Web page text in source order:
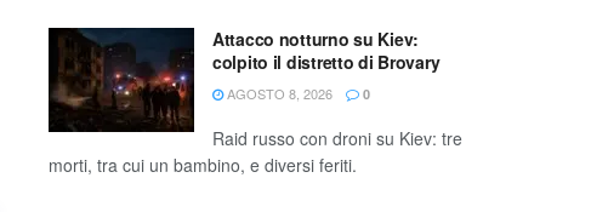
Attacco notturno su Kiev:
colpito il distretto di Brovary
AGOSTO 8, 2026 0
Raid russo con droni su Kiev: tre
morti, tra cui un bambino, e diversi feriti.